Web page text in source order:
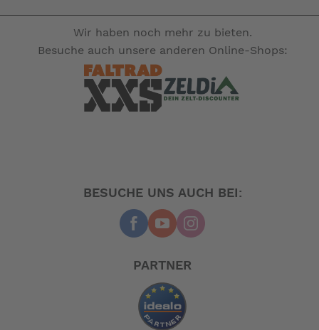
Wir haben noch mehr zu bieten.
Besuche auch unsere anderen Online-Shops:
BESUCHE UNS AUCH BEI:
PARTNER